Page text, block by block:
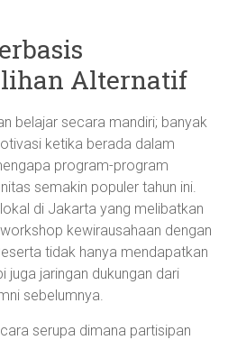
Alternatif
belajar secara mandiri; banyak
ketika berada dalam
program-program
semakin populer tahun ini.
di Jakarta yang melibatkan
kewirausahaan dengan
tidak hanya mendapatkan
jaringan dukungan dari
sebelumnya.
serupa dimana partisipan